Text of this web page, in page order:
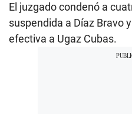
El juzgado condenó a
suspendida a Díaz Bravo
efectiva a Ugaz Cubas.